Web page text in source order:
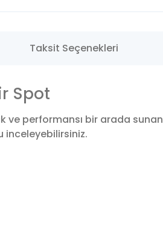
Taksit Seçenekleri
Spot
ve performansı bir arada sunan
inceleyebilirsiniz.